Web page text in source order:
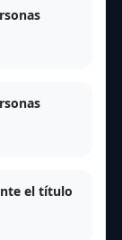
el título